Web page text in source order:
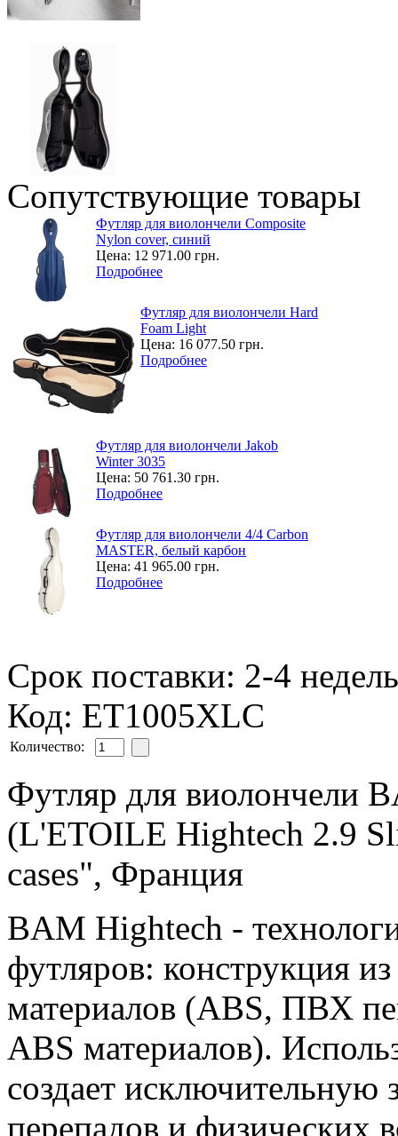
Сопутствующие товары
Футляр для виолончели Composite
Nylon cover, синий
Цена: 12 971.00 грн.
Подробнее
Футляр для виолончели Hard
Foam Light
Цена: 16 077.50 грн.
Подробнее
Футляр для виолончели Jakob
Winter 3035
Цена: 50 761.30 грн.
Подробнее
Футляр для виолончели 4/4 Carbon
MASTER, белый карбон
Цена: 41 965.00 грн.
Подробнее
Срок поставки: 2-4 недель
Код: ET1005XLC
Количество:
Футляр для виолончели
(L'ETOILE Hightech 2.9
cases", Франция
BAM Hightech -
футляров: конструкция
материалов (ABS, ПВХ
ABS материалов).
создает исключительную
перепадов и физических